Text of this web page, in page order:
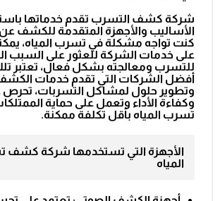
شركة كشف التسرب تقدم خدماتها
الأساليب والأجهزة المتقدمة للكشف عن
كنت تواجه مشكلة في تسرب المياه،
على خدمات الشركة للعثور على السبب
للتسرب ومعالجته بشكل فعال، تعتبر
أفضل الشركات التي تقدم خدمات
وتطوير حلول لمشاكل التسربات، تحرص
وكفاءة الأداء وتعمل على حماية
تسرب المياه بأقل تكلفة ممكنة.
الأجهزة التي تستخدمها شركة كشف
المياه